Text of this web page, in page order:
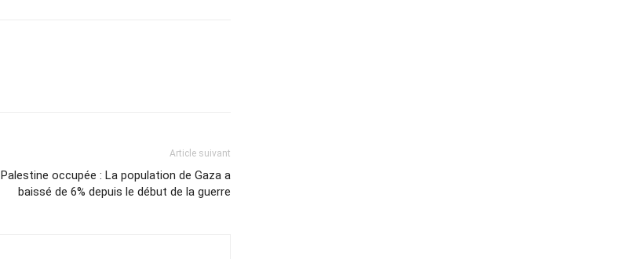
Article suivant
Palestine occupée : La population de Gaza a
baissé de 6% depuis le début de la guerre